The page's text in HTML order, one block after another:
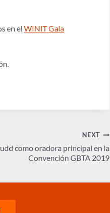
en el WINIT Gala
NEXT
como oradora principal en la
Convención GBTA 2019